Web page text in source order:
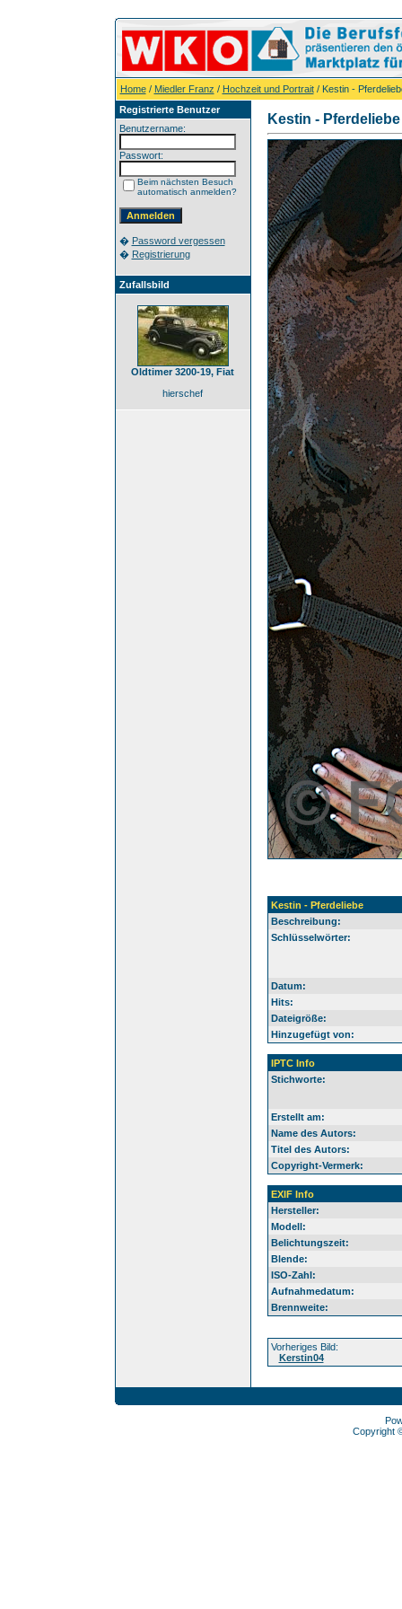
Home/ Miedler Franz / Hochzeit und Portrait/ Kestin -
Registrierte Benutzer
Benutzername:
Passwort:
Beim nächsten Besuch
automatisch anmelden?
� Password vergessen
� Registrierung
Zufallsbild
Oldtimer 3200-19, Fiat
hierschef
Kestin - Pferdeliebe
Kestin - Pferdeliebe
Beschreibung:
Schlüsselwörter:
Datum:
Hits:
Dateigröße:
Hinzugefügt von:
IPTC Info
Stichworte:
Erstellt am:
Name des Autors:
Titel des Autors:
Copyright-Vermerk:
EXIF Info
Hersteller:
Modell:
Belichtungszeit:
Blende:
ISO-Zahl:
Aufnahmedatum:
Brennweite:
Vorheriges Bild:
Kerstin04
Copyright